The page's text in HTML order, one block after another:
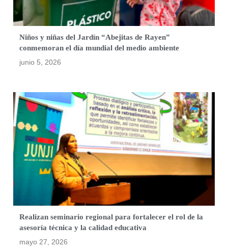
Niños y niñas del Jardín “Abejitas de Rayen”
conmemoran el día mundial del medio ambiente
junio 5, 2026
Realizan seminario regional para fortalecer el rol de la
asesoría técnica y la calidad educativa
mayo 27, 2026